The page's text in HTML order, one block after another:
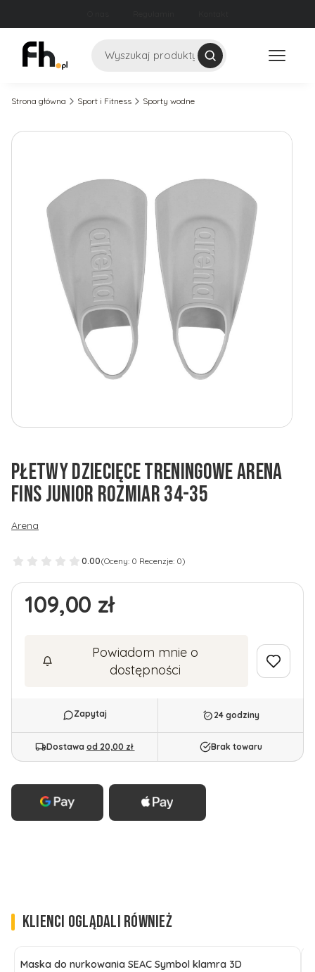
Szukaj
Strona główna Sport i Fitness Sporty wodne
PŁETWY DZIECIĘCE TRENINGOWE ARENA
FINS JUNIOR ROZMIAR 34-35
Arena
0.00(Oceny: 0 Recenzje: 0)
Cena
109,00 zł
Powiadom mnie o
dostępności
24 godziny
Dostawa od 20,00 zł Brak towaru
KLIENCI OGLĄDALI RÓWNIEŻ
Maska do nurkowania SEAC Symbol klamra 3D